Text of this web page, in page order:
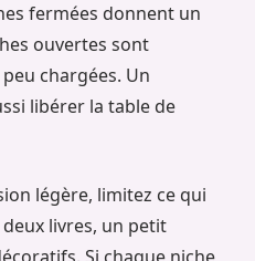
fermées donnent un
ouvertes sont
chargées. Un
libérer la table de
légère, limitez ce qui
livres, un petit